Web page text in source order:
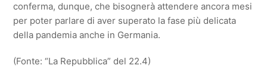
conferma, dunque, che bisognerà attendere ancora mesi
per poter parlare di aver superato la fase più delicata
della pandemia anche in Germania.
(Fonte: “La Repubblica” del 22.4)